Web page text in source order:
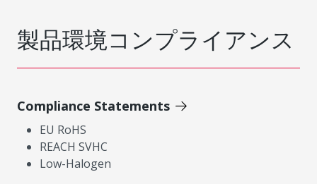
製品環境コンプライアンス
Compliance Statements
EU RoHS
REACH SVHC
Low-Halogen